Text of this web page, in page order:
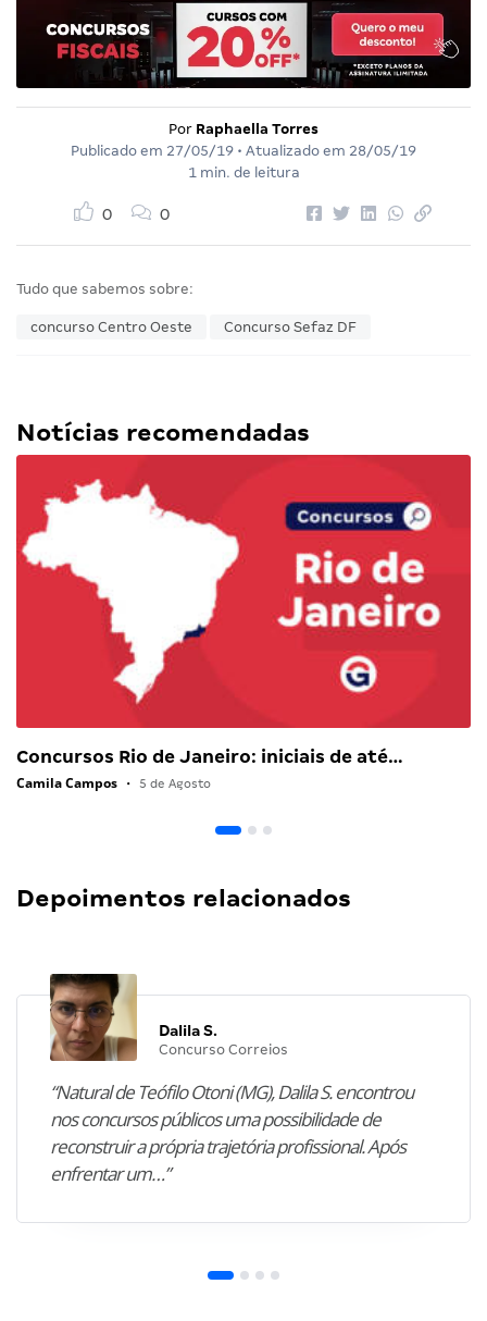
Por Raphaella Torres
Publicado em 27/05/19 • Atualizado em 28/05/19
1 min. de leitura
0 0
Tudo que sabemos sobre:
concurso Centro Oeste Concurso Sefaz DF
Notícias recomendadas
Concursos Rio de Janeiro: iniciais de até…
Camila Campos • 5 de Agosto
Depoimentos relacionados
Dalila S.
Concurso Correios
“Natural de Teófilo Otoni (MG), Dalila S. encontrou
nos concursos públicos uma possibilidade de
reconstruir a própria trajetória profissional. Após
enfrentar um…”